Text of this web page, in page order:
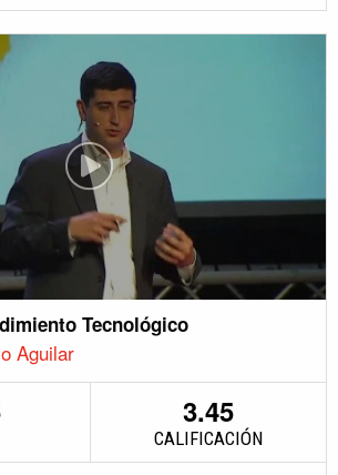
Tecnológico
Aguilar
3.45
CALIFICACIÓN